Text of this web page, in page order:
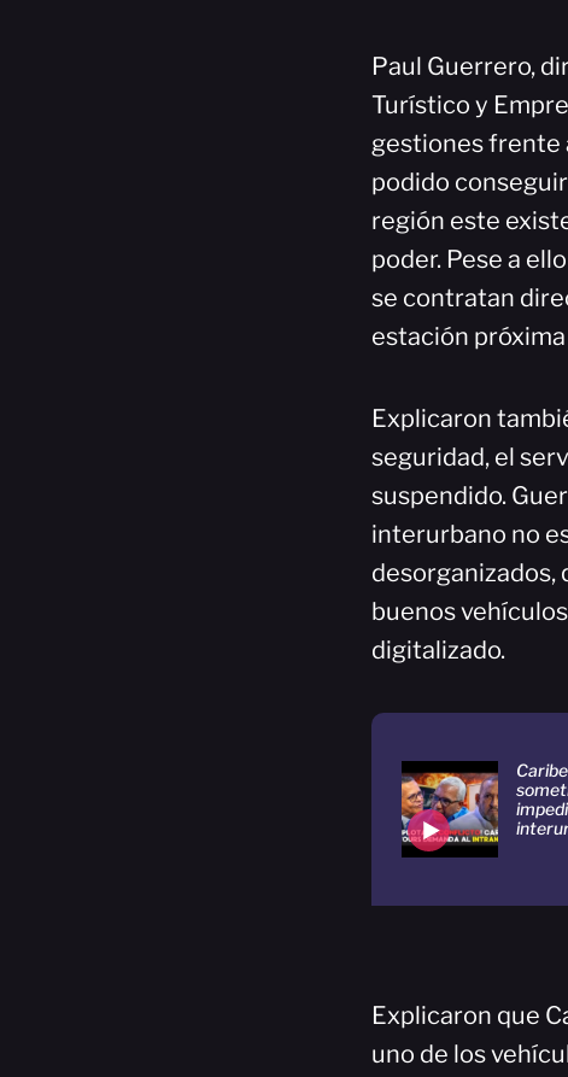
Paul Guerrero,
Turístico y
gestiones frente
podido
región este
poder. Pese a
se contratan
estación
Explicaron
seguridad, el
suspendido.
interurbano no
desorganizados,
buenos
digitalizado.
Explicaron que
uno de los